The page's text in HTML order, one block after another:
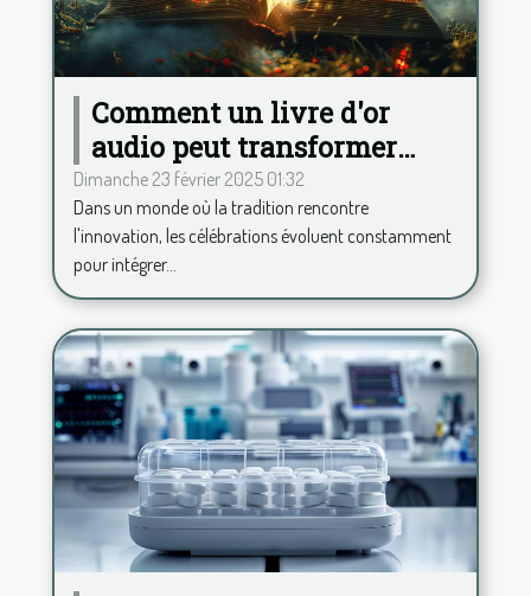
Comment un livre d'or
audio peut transformer
votre célébration
Dimanche 23 février 2025 01:32
Dans un monde où la tradition rencontre
l'innovation, les célébrations évoluent constamment
pour intégrer...